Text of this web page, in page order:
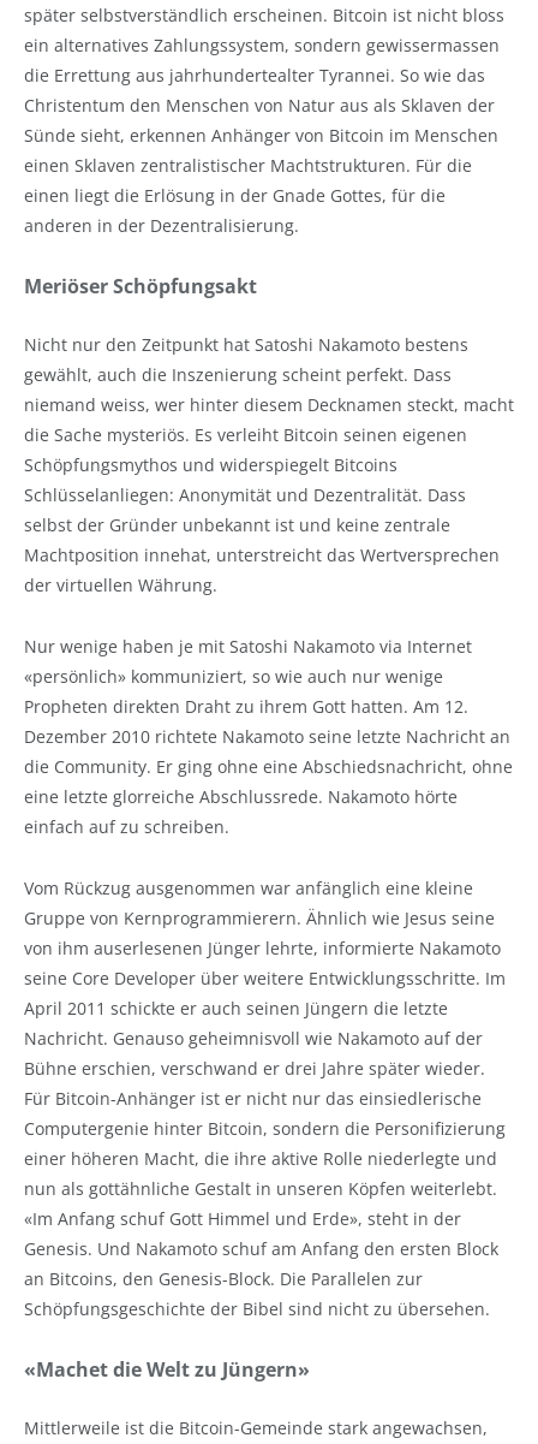
später selbstverständlich erscheinen. Bitcoin ist nicht bloss
ein alternatives Zahlungssystem, sondern gewissermassen
die Errettung aus jahrhundertealter Tyrannei. So wie das
Christentum den Menschen von Natur aus als Sklaven der
Sünde sieht, erkennen Anhänger von Bitcoin im Menschen
einen Sklaven zentralistischer Machtstrukturen. Für die
einen liegt die Erlösung in der Gnade Gottes, für die
anderen in der Dezentralisierung.
Meriöser Schöpfungsakt
Nicht nur den Zeitpunkt hat Satoshi Nakamoto bestens
gewählt, auch die Inszenierung scheint perfekt. Dass
niemand weiss, wer hinter diesem Decknamen steckt, macht
die Sache mysteriös. Es verleiht Bitcoin seinen eigenen
Schöpfungsmythos und widerspiegelt Bitcoins
Schlüsselanliegen: Anonymität und Dezentralität. Dass
selbst der Gründer unbekannt ist und keine zentrale
Machtposition innehat, unterstreicht das Wertversprechen
der virtuellen Währung.
Nur wenige haben je mit Satoshi Nakamoto via Internet
«persönlich» kommuniziert, so wie auch nur wenige
Propheten direkten Draht zu ihrem Gott hatten. Am 12.
Dezember 2010 richtete Nakamoto seine letzte Nachricht an
die Community. Er ging ohne eine Abschiedsnachricht, ohne
eine letzte glorreiche Abschlussrede. Nakamoto hörte
einfach auf zu schreiben.
Vom Rückzug ausgenommen war anfänglich eine kleine
Gruppe von Kernprogrammierern. Ähnlich wie Jesus seine
von ihm auserlesenen Jünger lehrte, informierte Nakamoto
seine Core Developer über weitere Entwicklungsschritte. Im
April 2011 schickte er auch seinen Jüngern die letzte
Nachricht. Genauso geheimnisvoll wie Nakamoto auf der
Bühne erschien, verschwand er drei Jahre später wieder.
Für Bitcoin-Anhänger ist er nicht nur das einsiedlerische
Computergenie hinter Bitcoin, sondern die Personifizierung
einer höheren Macht, die ihre aktive Rolle niederlegte und
nun als gottähnliche Gestalt in unseren Köpfen weiterlebt.
«Im Anfang schuf Gott Himmel und Erde», steht in der
Genesis. Und Nakamoto schuf am Anfang den ersten Block
an Bitcoins, den Genesis-Block. Die Parallelen zur
Schöpfungsgeschichte der Bibel sind nicht zu übersehen.
«Machet die Welt zu Jüngern»
Mittlerweile ist die Bitcoin-Gemeinde stark angewachsen,